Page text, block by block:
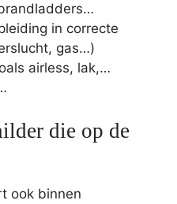
in correcte
gas…)
airless, lak,…
die op de
ook binnen